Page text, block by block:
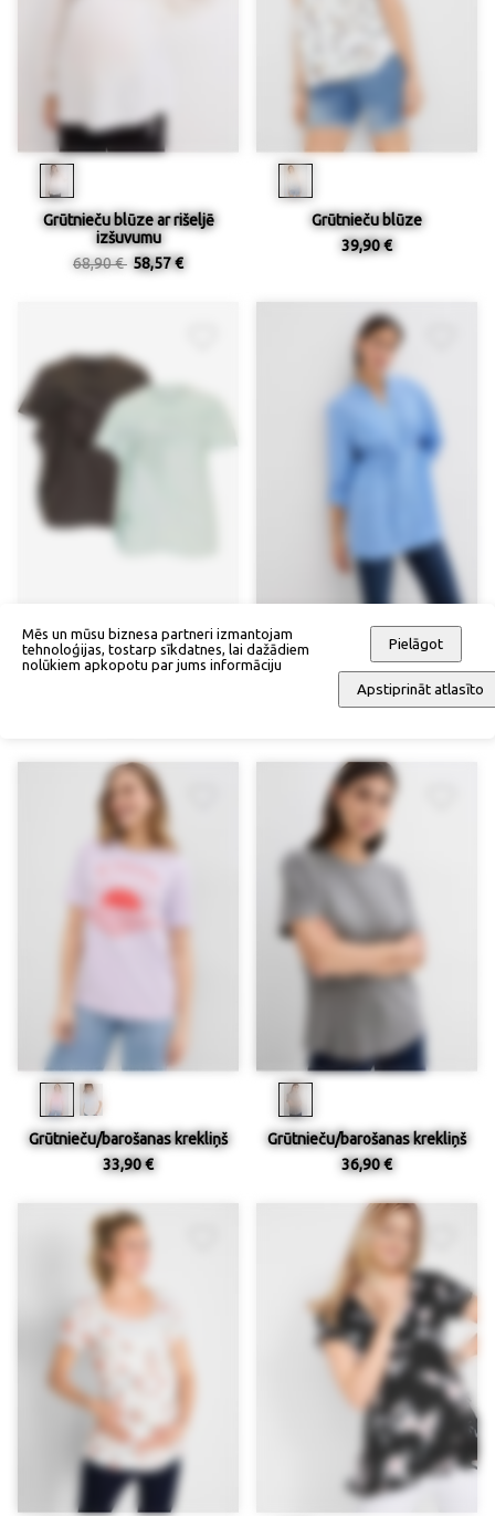
Grūtnieču blūze ar rišeljē
izšuvumu
68,90 € 58,57 €
Grūtnieču blūze
39,90 €
Grūtnieču/barošanas blūze
57,90 €
Grūtnieču/barošanas krekliņš
33,90 €
Grūtnieču/barošanas krekliņš
36,90 €
Mēs un mūsu biznesa partneri izmantojam
tehnoloģijas, tostarp sīkdatnes, lai dažādiem
nolūkiem apkopotu par jums informāciju
Pielāgot
Apstiprināt atlasīto